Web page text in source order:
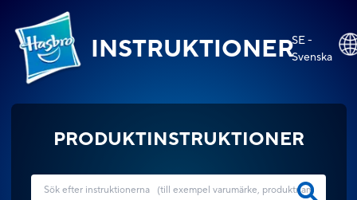
INSTRUKTIONERSE -
Svenska
PRODUKTINSTRUKTIONER